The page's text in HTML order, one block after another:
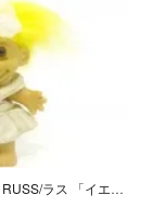
TROLL/トロール人形・RUSS/ラス 「イエロー/Ｍ/花髪飾り」